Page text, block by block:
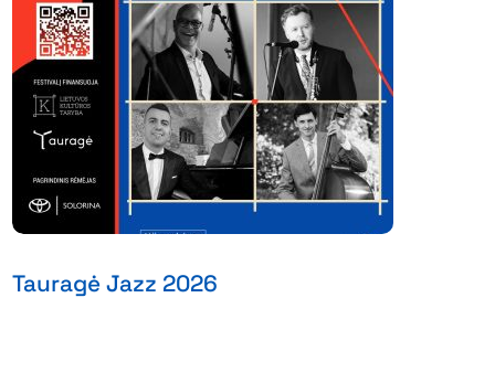
Tauragė Jazz 2026